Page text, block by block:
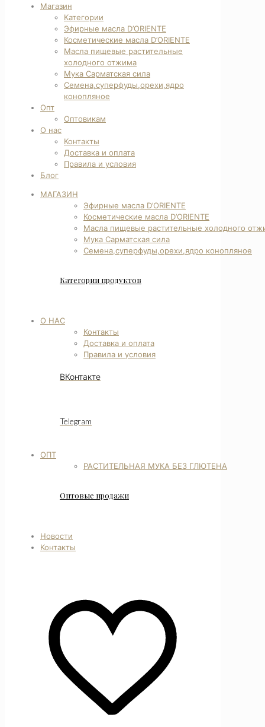
Магазин
Категории
Эфирные масла D’ORIENTE
Косметические масла D’ORIENTE
Масла пищевые растительные
холодного отжима
Мука Сарматская сила
Семена,суперфуды,орехи,ядро
конопляное
Опт
Оптовикам
О нас
Контакты
Доставка и оплата
Правила и условия
Блог
МАГАЗИН
Эфирные масла D’ORIENTE
Косметические масла D’ORIENTE
Масла пищевые растительные холодного
Мука Сарматская сила
Семена,суперфуды,орехи,ядро конопляное
Категории продуктов
О НАС
Контакты
Доставка и оплата
Правила и условия
ВКонтакте
Telegram
ОПТ
РАСТИТЕЛЬНАЯ МУКА БЕЗ ГЛЮТЕНА
Оптовые продажи
Новости
Контакты